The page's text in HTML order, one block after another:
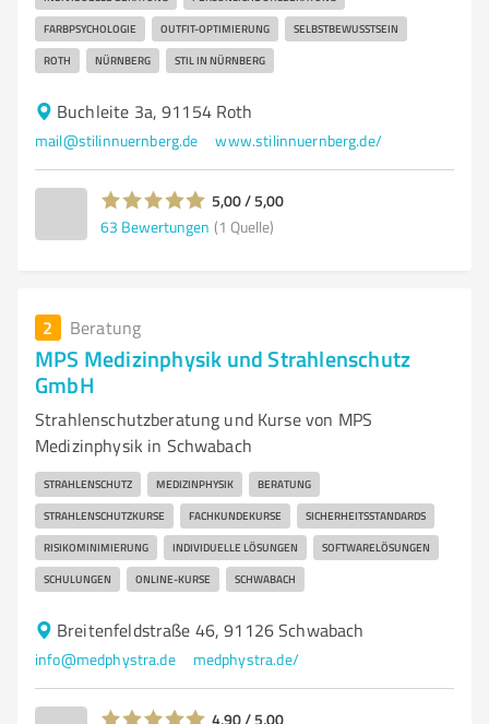
FARBPSYCHOLOGIE OUTFIT-OPTIMIERUNG SELBSTBEWUSSTSEIN
ROTH NÜRNBERG STIL IN NÜRNBERG
Buchleite 3a, 91154 Roth
mail@stilinnuernberg.de www.stilinnuernberg.de/
5,00 / 5,00
63 Bewertungen (1 Quelle)
2 Beratung
MPS Medizinphysik und Strahlenschutz
GmbH
Strahlenschutzberatung und Kurse von MPS
Medizinphysik in Schwabach
STRAHLENSCHUTZ MEDIZINPHYSIK BERATUNG
STRAHLENSCHUTZKURSE FACHKUNDEKURSE SICHERHEITSSTANDARDS
RISIKOMINIMIERUNG INDIVIDUELLE LÖSUNGEN SOFTWARELÖSUNGEN
SCHULUNGEN ONLINE-KURSE SCHWABACH
Breitenfeldstraße 46, 91126 Schwabach
info@medphystra.de medphystra.de/
4,90 / 5,00